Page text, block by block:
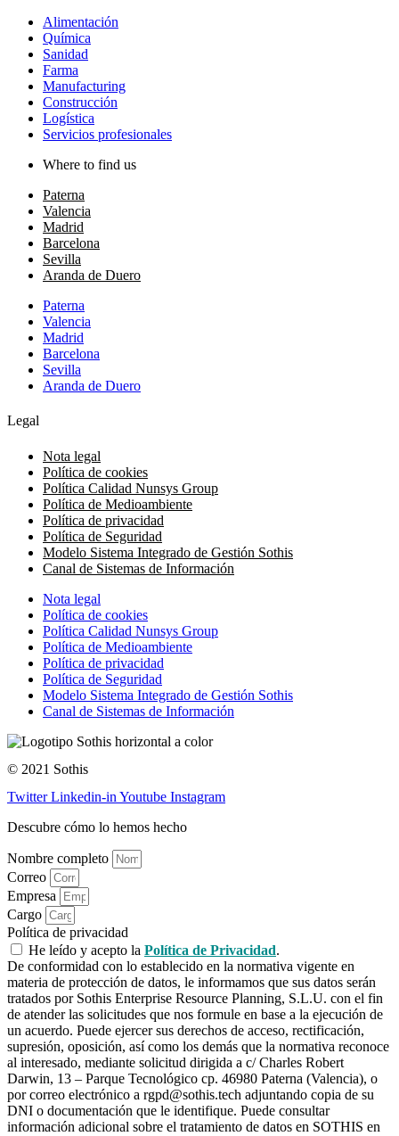
Alimentación
Química
Sanidad
Farma
Manufacturing
Construcción
Logística
Servicios profesionales
Where to find us
Paterna
Valencia
Madrid
Barcelona
Sevilla
Aranda de Duero
Paterna
Valencia
Madrid
Barcelona
Sevilla
Aranda de Duero
Legal
Nota legal
Política de cookies
Política Calidad Nunsys Group
Política de Medioambiente
Política de privacidad
Política de Seguridad
Modelo Sistema Integrado de Gestión Sothis
Canal de Sistemas de Información
Nota legal
Política de cookies
Política Calidad Nunsys Group
Política de Medioambiente
Política de privacidad
Política de Seguridad
Modelo Sistema Integrado de Gestión Sothis
Canal de Sistemas de Información
© 2021 Sothis
Twitter Linkedin-in Youtube Instagram
Descubre cómo lo hemos hecho
Nombre completo
Correo
Empresa
Cargo
Política de privacidad
He leído y acepto la Política de Privacidad.
De conformidad con lo establecido en la normativa vigente en
materia de protección de datos, le informamos que sus datos serán
tratados por Sothis Enterprise Resource Planning, S.L.U. con el fin
de atender las solicitudes que nos formule en base a la ejecución de
un acuerdo. Puede ejercer sus derechos de acceso, rectificación,
supresión, oposición, así como los demás que la normativa reconoce
al interesado, mediante solicitud dirigida a c/ Charles Robert
Darwin, 13 – Parque Tecnológico cp. 46980 Paterna (Valencia), o
por correo electrónico a rgpd@sothis.tech adjuntando copia de su
DNI o documentación que le identifique. Puede consultar
información adicional sobre el tratamiento de datos en SOTHIS en